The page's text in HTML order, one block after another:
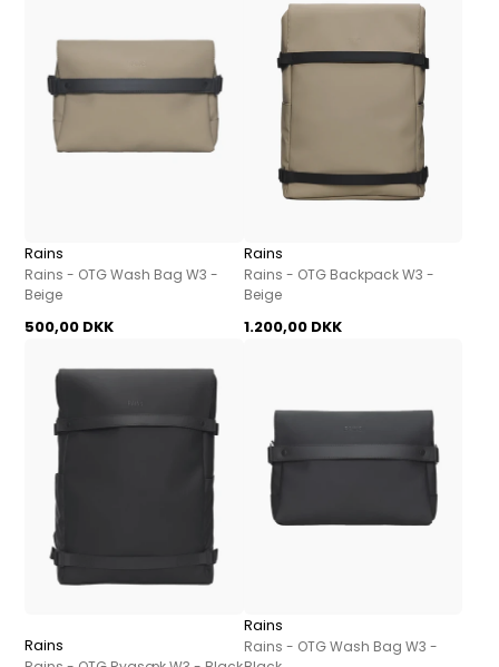
Rains
Rains - OTG Wash Bag W3 -
Beige
500,00 DKK
Rains
Rains - OTG Backpack W3 -
Beige
1.200,00 DKK
Rains
Rains
Rains - OTG Wash Bag W3 -